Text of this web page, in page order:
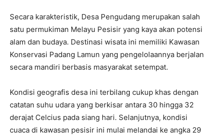
Secara karakteristik, Desa Pengudang merupakan salah
satu permukiman Melayu Pesisir yang kaya akan potensi
alam dan budaya. Destinasi wisata ini memiliki Kawasan
Konservasi Padang Lamun yang pengelolaannya berjalan
secara mandiri berbasis masyarakat setempat.
Kondisi geografis desa ini terbilang cukup khas dengan
catatan suhu udara yang berkisar antara 30 hingga 32
derajat Celcius pada siang hari. Selanjutnya, kondisi
cuaca di kawasan pesisir ini mulai melandai ke angka 29